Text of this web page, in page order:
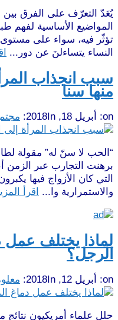
يُعَدّ التعرّف على الفرق
المواضيع الأساسية لفهم
تؤثّر فيه، سواء على مستوى
النساء يتساءلنَ عن دور...
سبب انجذاب
منها سنا
on: أبريل 18, 2018 In:
“الحب لا سنّ له” مقولة
برهنت التجارب عبر الزمن
التي كان الأزواج فيها
والاستمرارية وا...
اقرأ
لماذا يختلف عمل
الرجل؟
on: أبريل 12, 2018 In:
حلل علماء أمريكيون